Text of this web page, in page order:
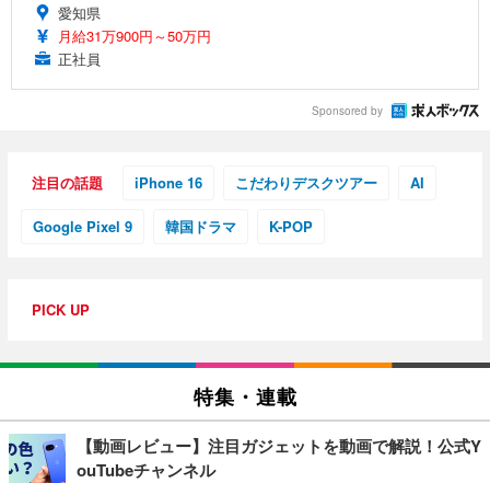
愛知県
月給31万900円～50万円
正社員
Sponsored by
注目の話題 iPhone 16 こだわりデスクツアー AI
Google Pixel 9 韓国ドラマ K-POP
PICK UP
特集・連載
【動画レビュー】注目ガジェットを動画で解説！公式Y
ouTubeチャンネル